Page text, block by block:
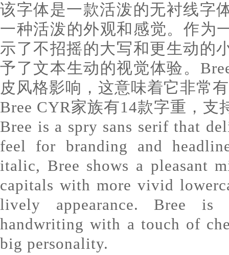
该字体是一款活泼的无衬线字
一种活泼的外观和感觉。作为
示了不招摇的大写和更生动的
予了文本生动的视觉体验。
皮风格影响，这意味着它非常
Bree CYR家族有14款字重，支
Bree is a spry sans serif that
feel for branding and
italic, Bree shows a pleasant
capitals with more vivid
lively appearance. Bree is
handwriting with a touch of
big personality.